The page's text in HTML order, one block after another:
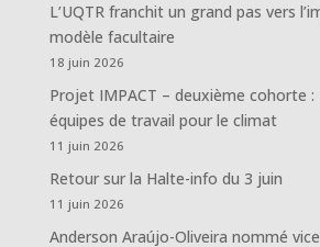
L’UQTR franchit un grand pas vers
modèle facultaire
18 juin 2026
Projet IMPACT – deuxième cohorte :
équipes de travail pour le climat
11 juin 2026
Retour sur la Halte-info du 3 juin
11 juin 2026
Anderson Araújo-Oliveira nommé